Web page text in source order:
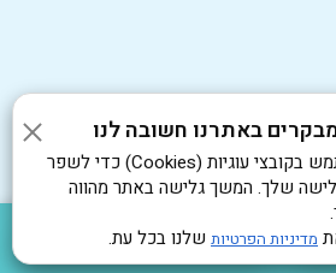
השאירו הודעה
באתרנו חשובה לנו
אתר זה משתמש בקובצי עוגיות (Cookies) כדי לשפר
שלך. המשך גלישה באתר מהווה
מדיניות הפרטיות שלנו בכל עת.